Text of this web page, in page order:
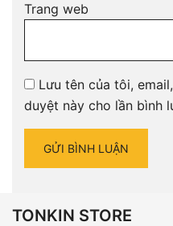
Trang web
Lưu tên của tôi,
duyệt này cho lần bình
TONKIN STORE